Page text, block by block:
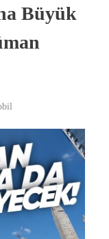
Büyük